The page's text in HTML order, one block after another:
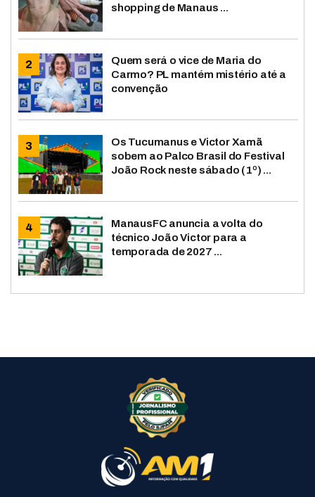
shopping de Manaus ...
Quem será o vice de Maria do
Carmo? PL mantém mistério até a
convenção
Os Tucumanus e Victor Xamã
sobem ao Palco Brasil do Festival
João Rock neste sábado (1º) ...
ManausFC anuncia a volta do
técnico João Victor para a
temporada de 2027 ...